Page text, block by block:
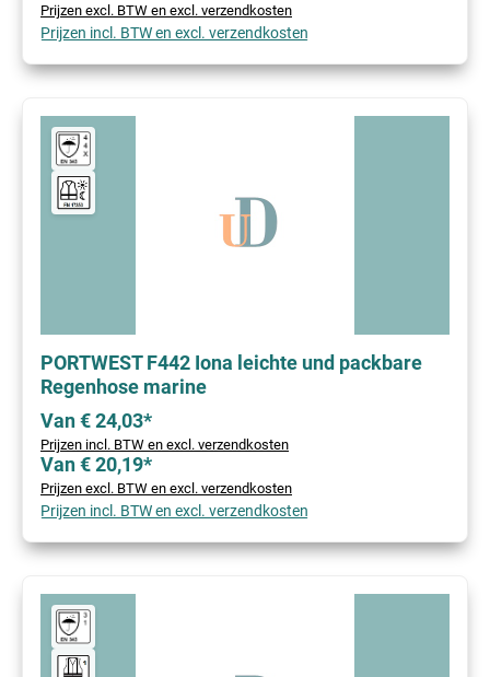
Prijzen excl. BTW en excl. verzendkosten
Prijzen incl. BTW en excl. verzendkosten
PORTWEST F442 Iona leichte und packbare
Regenhose marine
Van € 24,03*
Prijzen incl. BTW en excl. verzendkosten
Van € 20,19*
Prijzen excl. BTW en excl. verzendkosten
Prijzen incl. BTW en excl. verzendkosten